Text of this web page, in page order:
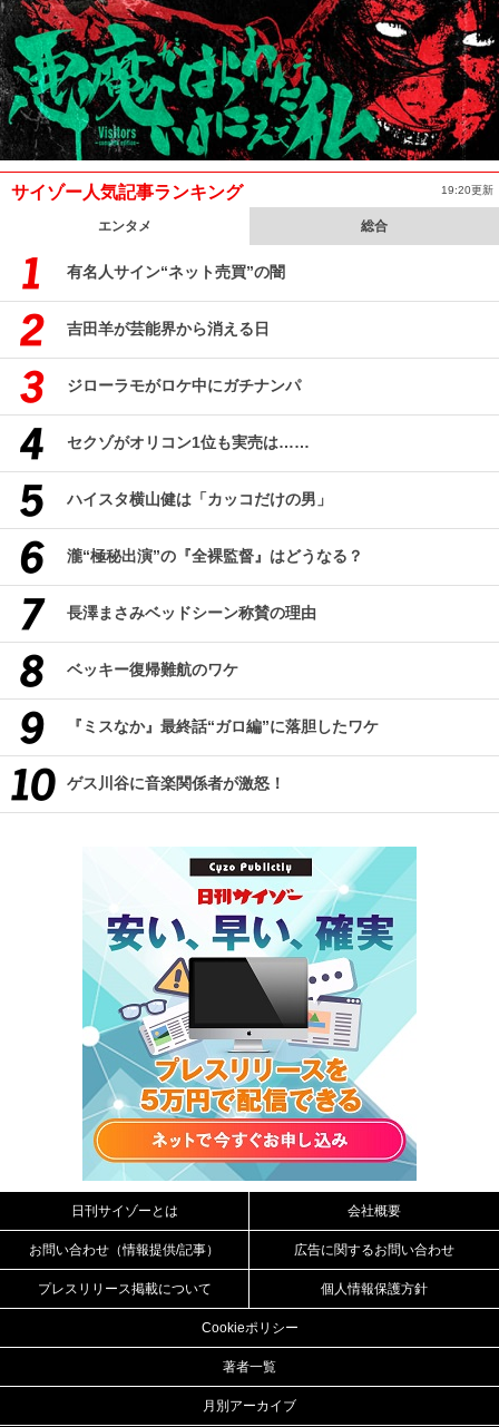
サイゾー人気記事ランキング 19:20更新
エンタメ 総合
有名人サイン“ネット売買”の闇
吉田羊が芸能界から消える日
ジローラモがロケ中にガチナンパ
セクゾがオリコン1位も実売は……
ハイスタ横山健は「カッコだけの男」
瀧“極秘出演”の『全裸監督』はどうなる？
長澤まさみベッドシーン称賛の理由
ベッキー復帰難航のワケ
『ミスなか』最終話“ガロ編”に落胆したワケ
ゲス川谷に音楽関係者が激怒！
日刊サイゾーとは 会社概要
お問い合わせ（情報提供/記事） 広告に関するお問い合わせ
プレスリリース掲載について 個人情報保護方針
Cookieポリシー
著者一覧
月別アーカイブ